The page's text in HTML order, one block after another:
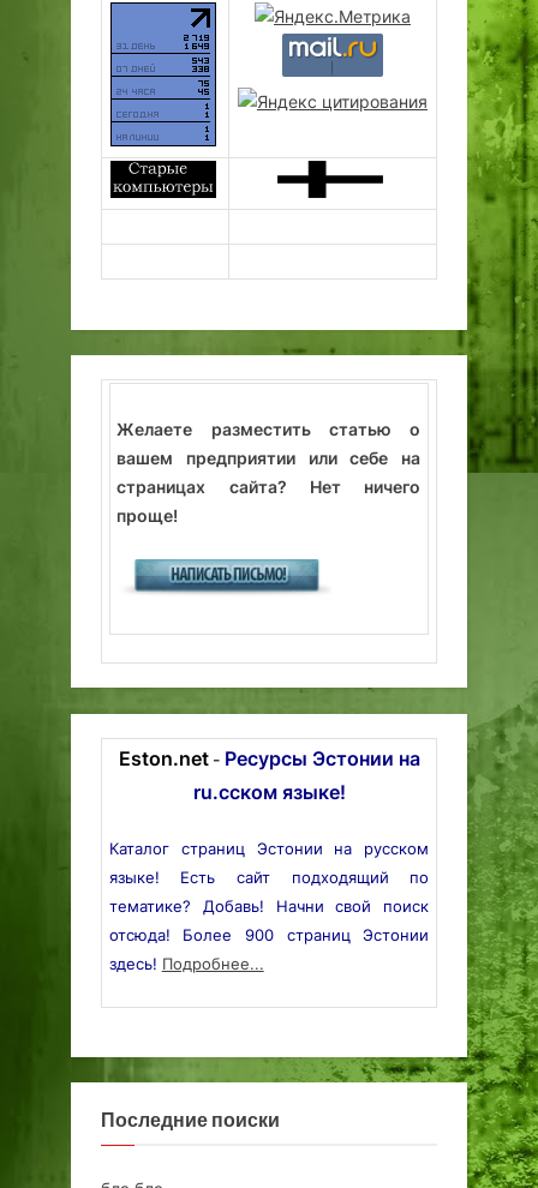
Желаете разместить статью о
вашем предприятии или себе на
страницах сайта? Нет ничего
проще!
Eston.net- Ресурсы Эстонии на
ru.сском языке!
Каталог страниц Эстонии на русском
языке! Есть сайт подходящий по
тематике? Добавь! Начни свой поиск
отсюда! Более 900 страниц Эстонии
здесь! Подробнее...
Последние поиски